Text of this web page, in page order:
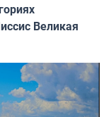
Великая